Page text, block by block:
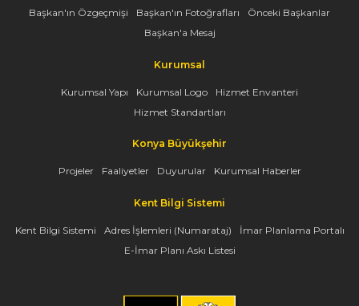
Başkan'ın Özgeçmişi Başkan'ın Fotoğrafları
Önceki Başkanlar
Başkan'a Mesaj
Kurumsal
Kurumsal Yapı Kurumsal Logo
Hizmet Envanteri
Hizmet Standartları
Konya Büyükşehir
Projeler Faaliyetler Duyurular Kurumsal Haberler
Kent Bilgi Sistemi
Kent Bilgi Sistemi Adres İşlemleri (Numarataj)
İmar Planlama Portalı
E-İmar Planı Askı Listesi